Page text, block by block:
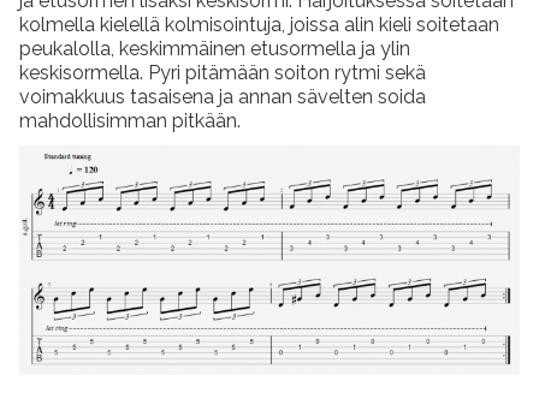
kolmella kielellä kolmisointuja, joissa alin kieli soitetaan
peukalolla, keskimmäinen etusormella ja ylin
keskisormella. Pyri pitämään soiton rytmi sekä
voimakkuus tasaisena ja annan sävelten soida
mahdollisimman pitkään.